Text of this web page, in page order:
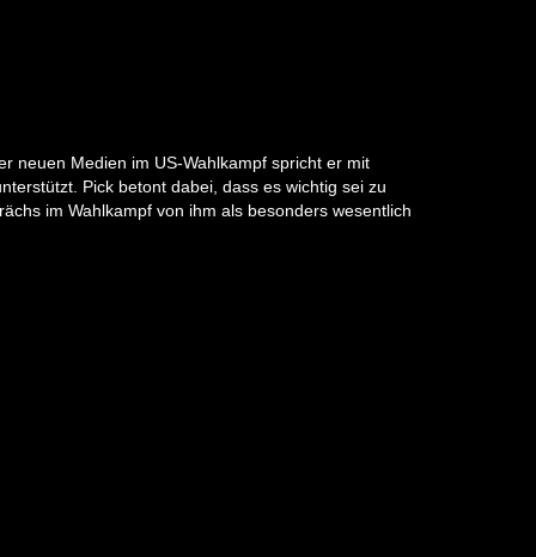
neuen Medien im US-Wahlkampf spricht er mit
Pick betont dabei, dass es wichtig sei zu
im Wahlkampf von ihm als besonders wesentlich